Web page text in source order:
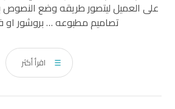
على العميل ليتصور طريقه وضع النصوص
تصاميم مطبوعه … بروشور او
اقرأ أكثر